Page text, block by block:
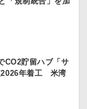
CO2貯留ハブ「サ
2026年着工 米湾